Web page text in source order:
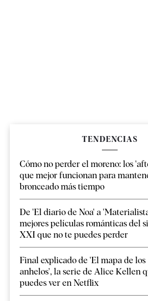
TENDENCIAS
Cómo no perder el moreno: los
que mejor funcionan para
bronceado más tiempo
De 'El diario de Noa' a
mejores películas románticas del
XXI que no te puedes perder
Final explicado de 'El mapa de los
anhelos', la serie de Alice Kellen
puedes ver en Netflix